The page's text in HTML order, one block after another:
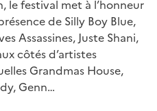
le festival met à l’honneur
de Silly Boy Blue,
Assassines, Juste Shani,
côtés d’artistes
Grandmas House,
Genn…